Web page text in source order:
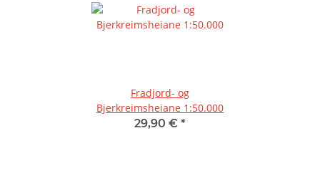
Fradjord- og
Bjerkreimsheiane 1:50.000
29,90 € *